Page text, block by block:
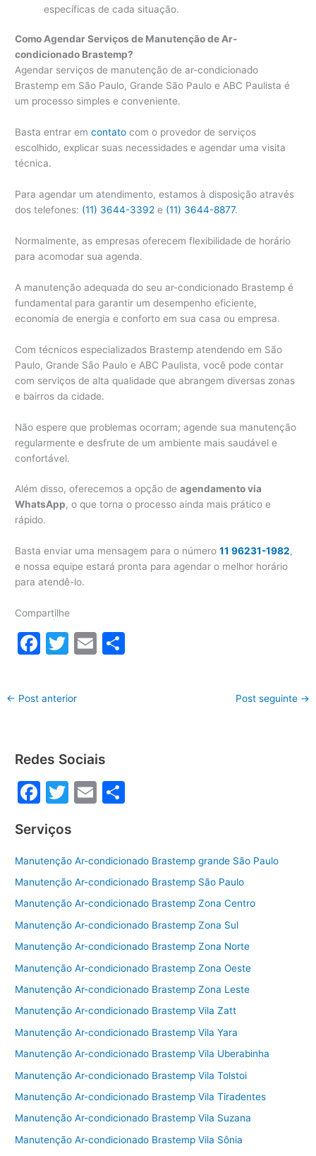
específicas de cada situação.
Como Agendar Serviços de Manutenção de Ar-
condicionado Brastemp?
Agendar serviços de manutenção de ar-condicionado
Brastemp em São Paulo, Grande São Paulo e ABC Paulista é
um processo simples e conveniente.
Basta entrar emcontato com o provedor de serviços
escolhido, explicar suas necessidades e agendar uma visita
técnica.
Para agendar um atendimento, estamos à disposição através
dos telefones: (11) 3644-3392 e (11) 3644-8877.
Normalmente, as empresas oferecem flexibilidade de horário
para acomodar sua agenda.
A manutenção adequada do seu ar-condicionado Brastemp é
fundamental para garantir um desempenho eficiente,
economia de energia e conforto em sua casa ou empresa.
Com técnicos especializados Brastemp atendendo em São
Paulo, Grande São Paulo e ABC Paulista, você pode contar
com serviços de alta qualidade que abrangem diversas zonas
e bairros da cidade.
Não espere que problemas ocorram; agende sua manutenção
regularmente e desfrute de um ambiente mais saudável e
confortável.
Além disso, oferecemos a opção deagendamento via
WhatsApp, o que torna o processo ainda mais prático e
rápido.
Basta enviar uma mensagem para o número11 96231-1982,
e nossa equipe estará pronta para agendar o melhor horário
para atendê-lo.
Compartilhe
F
e
o
o
k
T
er
E
← Post anterior Post seguinte →
Redes Sociais
F
c
e
b
o
o
k
T
itt
er
E
l
e
Serviços
Manutenção Ar-condicionado Brastemp grande São Paulo
Manutenção Ar-condicionado Brastemp São Paulo
Manutenção Ar-condicionado Brastemp Zona Centro
Manutenção Ar-condicionado Brastemp Zona Sul
Manutenção Ar-condicionado Brastemp Zona Norte
Manutenção Ar-condicionado Brastemp Zona Oeste
Manutenção Ar-condicionado Brastemp Zona Leste
Manutenção Ar-condicionado Brastemp Vila Zatt
Manutenção Ar-condicionado Brastemp Vila Yara
Manutenção Ar-condicionado Brastemp Vila Uberabinha
Manutenção Ar-condicionado Brastemp Vila Tolstoi
Manutenção Ar-condicionado Brastemp Vila Tiradentes
Manutenção Ar-condicionado Brastemp Vila Suzana
Manutenção Ar-condicionado Brastemp Vila Sônia